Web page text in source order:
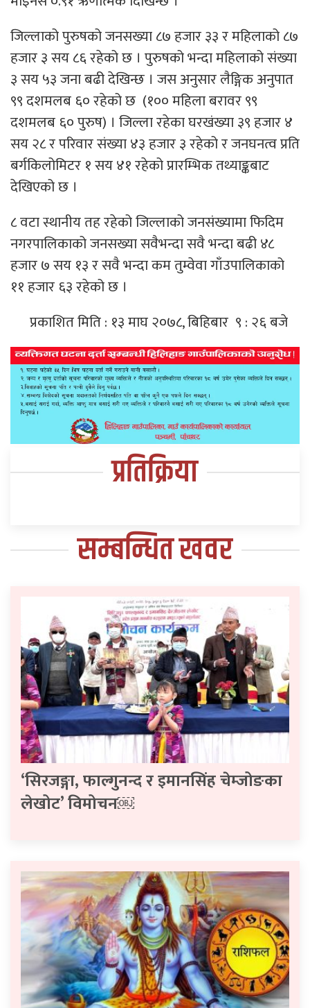
जिल्लाको पुरुषको जनसख्या ८७ हजार ३३ र महिलाको ८७
हजार ३ सय ८६ रहेको छ । पुरुषको भन्दा महिलाको संख्या
३ सय ५३ जना बढी देखिन्छ । जस अनुसार लैङ्गिक अनुपात
९९ दशमलब ६० रहेको छ (१०० महिला बरावर ९९
दशमलब ६० पुरुष) । जिल्ला रहेका घरखंख्या ३९ हजार ४
सय २८ र परिवार संख्या ४३ हजार ३ रहेको र जनघनत्व प्रति
बर्गकिलोमिटर १ सय ४१ रहेको प्रारम्भिक तथ्याङ्कबाट
देखिएको छ ।
८ वटा स्थानीय तह रहेको जिल्लाको जनसंख्यामा फिदिम
नगरपालिकाको जनसख्या सवैभन्दा सवै भन्दा बढी ४८
हजार ७ सय १३ र सवै भन्दा कम तुम्वेवा गाँउपालिकाको
११ हजार ६३ रहेको छ ।
प्रकाशित मिति : १३ माघ २०७८, बिहिबार ९ : २६ बजे
प्रतिक्रिया
सम्बन्धित खवर
‘सिरजङ्गा, फाल्गुनन्द र इमानसिंह चेम्जोङका
लेखोट’ विमोचन￼